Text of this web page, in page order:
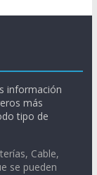
información
más
tipo de
Cable,
se pueden